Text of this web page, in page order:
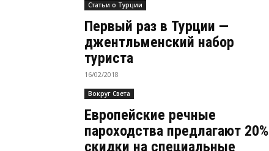
Статьи о Турции
Первый раз в Турции —
джентльменский набор
туриста
16/02/2018
Вокруг Света
Европейские речные
пароходства предлагают 20%
скидки на специальные